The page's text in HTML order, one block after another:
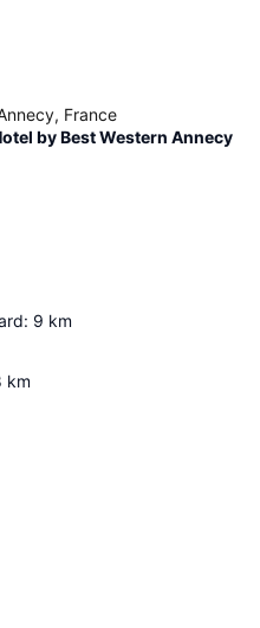
France
by Best Western Annecy
: 9 km
km